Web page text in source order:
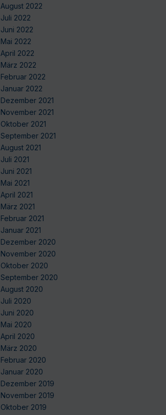
August 2022
Juli 2022
Juni 2022
Mai 2022
April 2022
März 2022
Februar 2022
Januar 2022
Dezember 2021
November 2021
Oktober 2021
September 2021
August 2021
Juli 2021
Juni 2021
Mai 2021
April 2021
März 2021
Februar 2021
Januar 2021
Dezember 2020
November 2020
Oktober 2020
September 2020
August 2020
Juli 2020
Juni 2020
Mai 2020
April 2020
März 2020
Februar 2020
Januar 2020
Dezember 2019
November 2019
Oktober 2019